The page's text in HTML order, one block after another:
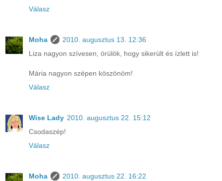
Válasz
Moha
2010. augusztus 13. 12:36
Liza nagyon szívesen, örülök, hogy sikerült és ízlett is!
Mária nagyon szépen köszönöm!
Válasz
Wise Lady 2010. augusztus 22. 15:12
Csodaszép!
Válasz
Moha
2010. augusztus 22. 16:22